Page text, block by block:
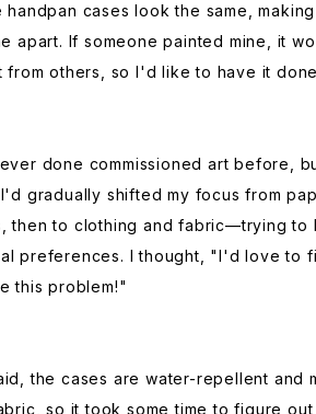
handpan cases look the same,
apart. If someone painted mine, it
from others, so I'd like to have it
done commissioned art before,
gradually shifted my focus from
then to clothing and fabric—trying to
preferences. I thought, "I'd love to
this problem!"
the cases are water-repellent and
so it took some time to figure